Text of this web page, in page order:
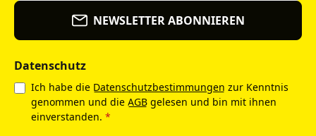
NEWSLETTER ABONNIEREN
Datenschutz
Ich habe die Datenschutzbestimmungen zur Kenntnis
genommen und die AGB gelesen und bin mit ihnen
einverstanden. *